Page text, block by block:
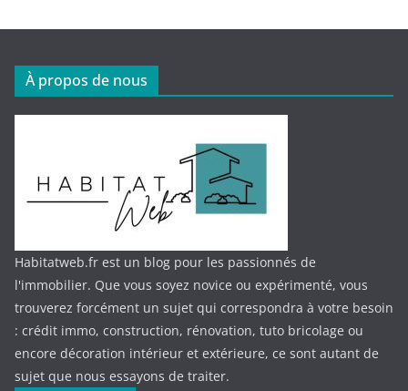
À propos de nous
Habitatweb.fr est un blog pour les passionnés de
l'immobilier. Que vous soyez novice ou expérimenté, vous
trouverez forcément un sujet qui correspondra à votre besoin
: crédit immo, construction, rénovation, tuto bricolage ou
encore décoration intérieur et extérieure, ce sont autant de
sujet que nous essayons de traiter.